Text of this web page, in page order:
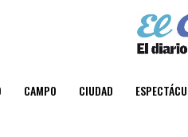
CAMPO CIUDAD